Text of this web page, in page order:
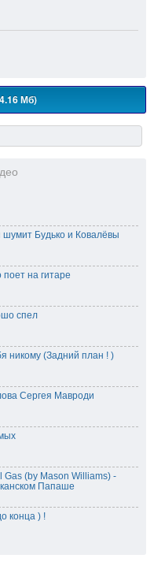
Мб)
Будько и Ковалёвы
на гитаре
спел
никому (Задний план ! )
Сергея Мавроди
Gas (by Mason Williams) -
Папаше
конца ) !